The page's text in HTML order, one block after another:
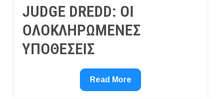
on
JUDGE DREDD: ΟΙ
ΟΛΟΚΛΗΡΩΜΕΝΕΣ
ΥΠΟΘΕΣΕΙΣ
JUDGE
DREDD:
Read More